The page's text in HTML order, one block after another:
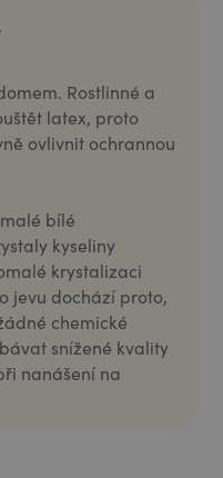
Rostlinné a
latex, proto
ovlivnit ochrannou
bílé
kyseliny
krystalizaci
jevu dochází proto,
chemické
snížené kvality
nanášení na